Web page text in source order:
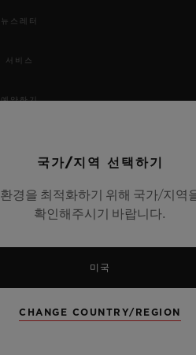
뉴스레터
서비스
예약하기
국가/지역 선택하기
환경을 최적화하기 위해 국가/지역
확인해주시기 바랍니다.
미국
CHANGE COUNTRY/REGION